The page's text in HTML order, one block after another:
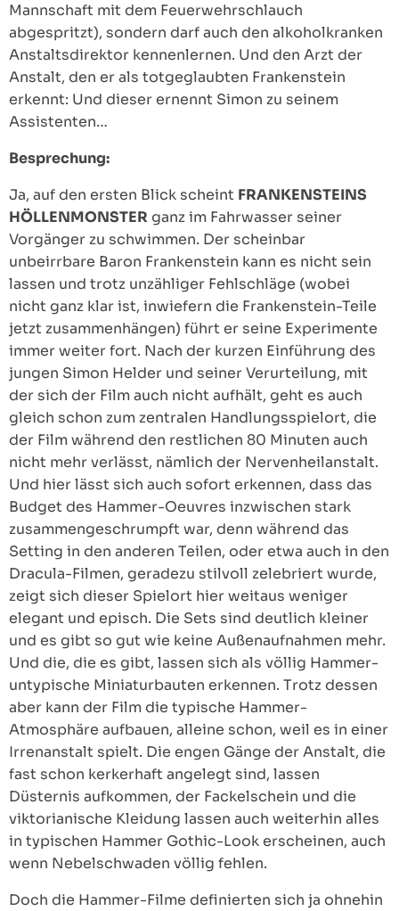
Mannschaft mit dem Feuerwehrschlauch
abgespritzt), sondern darf auch den alkoholkranken
Anstaltsdirektor kennenlernen. Und den Arzt der
Anstalt, den er als totgeglaubten Frankenstein
erkennt: Und dieser ernennt Simon zu seinem
Assistenten…
Besprechung:
Ja, auf den ersten Blick scheint FRANKENSTEINS
HÖLLENMONSTERganz im Fahrwasser seiner
Vorgänger zu schwimmen. Der scheinbar
unbeirrbare Baron Frankenstein kann es nicht sein
lassen und trotz unzähliger Fehlschläge (wobei
nicht ganz klar ist, inwiefern die Frankenstein-Teile
jetzt zusammenhängen) führt er seine Experimente
immer weiter fort. Nach der kurzen Einführung des
jungen Simon Helder und seiner Verurteilung, mit
der sich der Film auch nicht aufhält, geht es auch
gleich schon zum zentralen Handlungsspielort, die
der Film während den restlichen 80 Minuten auch
nicht mehr verlässt, nämlich der Nervenheilanstalt.
Und hier lässt sich auch sofort erkennen, dass das
Budget des Hammer-Oeuvres inzwischen stark
zusammengeschrumpft war, denn während das
Setting in den anderen Teilen, oder etwa auch in den
Dracula-Filmen, geradezu stilvoll zelebriert wurde,
zeigt sich dieser Spielort hier weitaus weniger
elegant und episch. Die Sets sind deutlich kleiner
und es gibt so gut wie keine Außenaufnahmen mehr.
Und die, die es gibt, lassen sich als völlig Hammer-
untypische Miniaturbauten erkennen. Trotz dessen
aber kann der Film die typische Hammer-
Atmosphäre aufbauen, alleine schon, weil es in einer
Irrenanstalt spielt. Die engen Gänge der Anstalt, die
fast schon kerkerhaft angelegt sind, lassen
Düsternis aufkommen, der Fackelschein und die
viktorianische Kleidung lassen auch weiterhin alles
in typischen Hammer Gothic-Look erscheinen, auch
wenn Nebelschwaden völlig fehlen.
Doch die Hammer-Filme definierten sich ja ohnehin